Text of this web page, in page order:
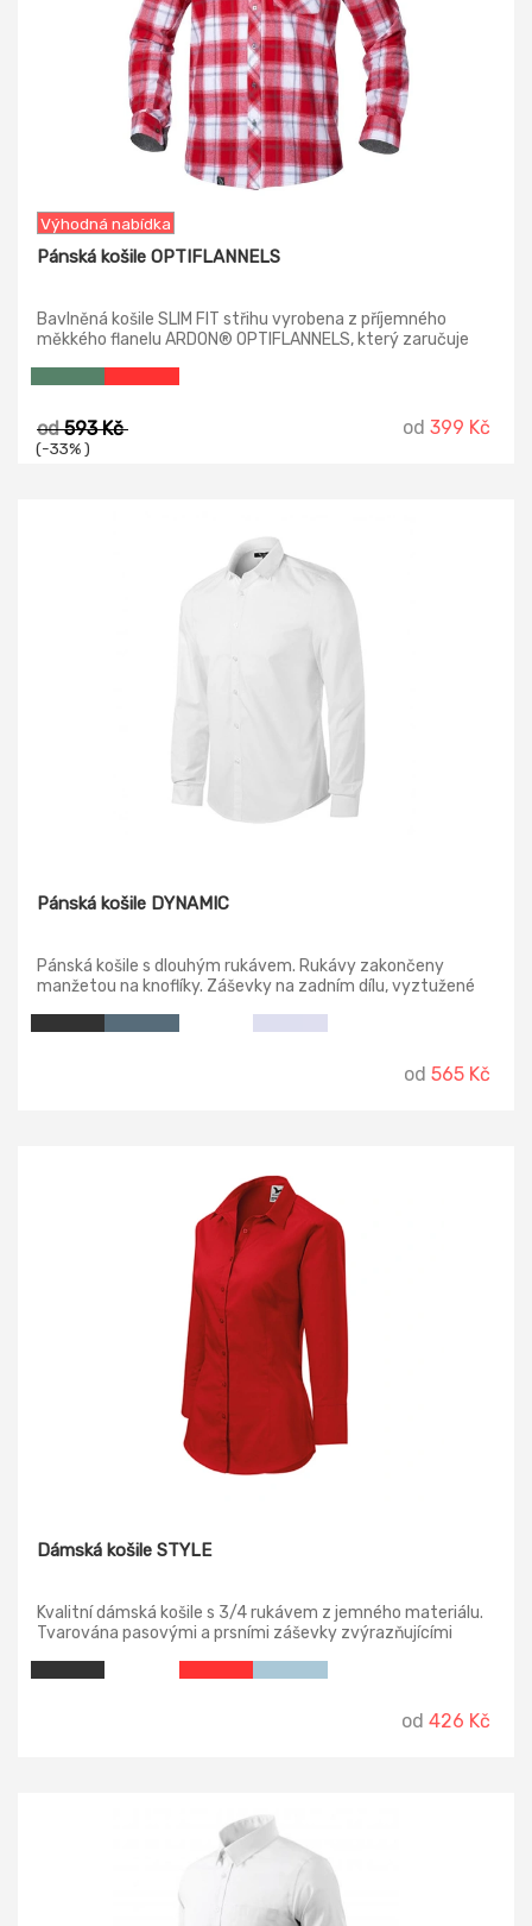
Výhodná nabídka
Pánská košile OPTIFLANNELS
Bavlněná košile SLIM FIT střihu vyrobena z příjemného
měkkého flanelu ARDON® OPTIFLANNELS, který zaručuje
od593 Kč
(-33% )
od 399 Kč
Pánská košile DYNAMIC
Pánská košile s dlouhým rukávem. Rukávy zakončeny
manžetou na knoflíky. Záševky na zadním dílu, vyztužené
od 565 Kč
Dámská košile STYLE
Kvalitní dámská košile s 3/4 rukávem z jemného materiálu.
Tvarována pasovými a prsními záševky zvýrazňujícími
od 426 Kč